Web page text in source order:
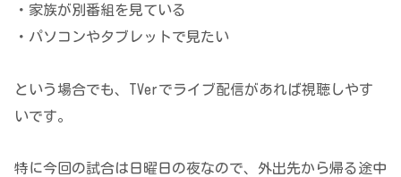
・家族が別番組を見ている
・パソコンやタブレットで見たい
という場合でも、TVerでライブ配信があれば視聴しやす
いです。
特に今回の試合は日曜日の夜なので、外出先から帰る途中